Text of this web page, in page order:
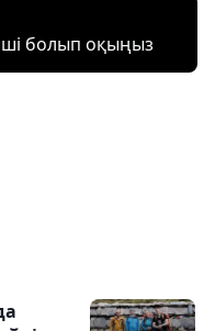
болып оқыңыз